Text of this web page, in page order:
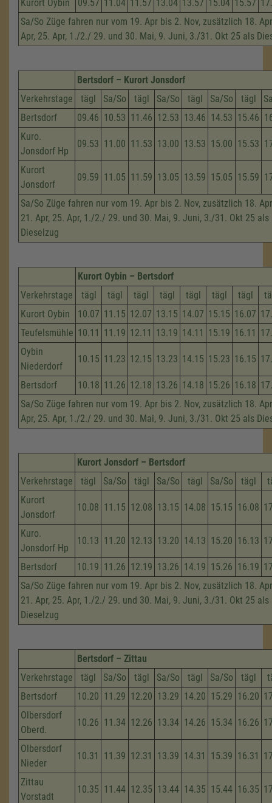
Kurort Oybin 09.57 11.04 11.57 13.04 13.57 15.04 15.57
Sa/So Züge fahren nur vom 19. Apr bis 2. Nov, zusätzlich 18.
Apr, 25. Apr, 1./2./ 29. und 30. Mai, 9. Juni, 3./31. Okt 25 als
Bertsdorf – Kurort Jonsdorf
Verkehrstage
tägl Sa/So tägl Sa/So tägl Sa/So tägl
Bertsdorf
09.46 10.53 11.46 12.53 13.46 14.53 15.46
Kuro.
Jonsdorf Hp
09.53 11.00 11.53 13.00 13.53 15.00 15.53
Kurort
Jonsdorf
09.59 11.05 11.59 13.05 13.59 15.05 15.59
Sa/So Züge fahren nur vom 19. Apr bis 2. Nov, zusätzlich 18.
21. Apr, 25. Apr, 1./2./ 29. und 30. Mai, 9. Juni, 3./31. Okt 25 als
Dieselzug
Kurort Oybin – Bertsdorf
Verkehrstage
tägl tägl tägl tägl tägl tägl tägl
Kurort Oybin
10.07 11.15 12.07 13.15 14.07 15.15 16.07
Teufelsmühle 10.11 11.19 12.11 13.19 14.11 15.19 16.11
Oybin
Niederdorf
10.15 11.23 12.15 13.23 14.15 15.23 16.15
Bertsdorf 10.18 11.26 12.18 13.26 14.18 15.26 16.18
Sa/So Züge fahren nur vom 19. Apr bis 2. Nov, zusätzlich 18.
Apr, 25. Apr, 1./2./ 29. und 30. Mai, 9. Juni, 3./31. Okt 25 als
Kurort Jonsdorf – Bertsdorf
Verkehrstage
tägl Sa/So tägl Sa/So tägl Sa/So tägl
Kurort
Jonsdorf
10.08 11.15 12.08 13.15 14.08 15.15 16.08
Kuro.
Jonsdorf Hp
10.13 11.20 12.13 13.20 14.13 15.20 16.13
Bertsdorf 10.19 11.26 12.19 13.26 14.19 15.26 16.19
Sa/So Züge fahren nur vom 19. Apr bis 2. Nov, zusätzlich 18.
21. Apr, 25. Apr, 1./2./ 29. und 30. Mai, 9. Juni, 3./31. Okt 25 als
Dieselzug
Bertsdorf – Zittau
Verkehrstage
tägl Sa/So tägl Sa/So tägl Sa/So tägl
Bertsdorf
10.20 11.29 12.20 13.29 14.20 15.29 16.20
Olbersdorf
Oberd.
10.26 11.34 12.26 13.34 14.26 15.34 16.26
Olbersdorf
Nieder
10.31 11.39 12.31 13.39 14.31 15.39 16.31
Zittau
Vorstadt
10.35 11.44 12.35 13.44 14.35 15.44 16.35